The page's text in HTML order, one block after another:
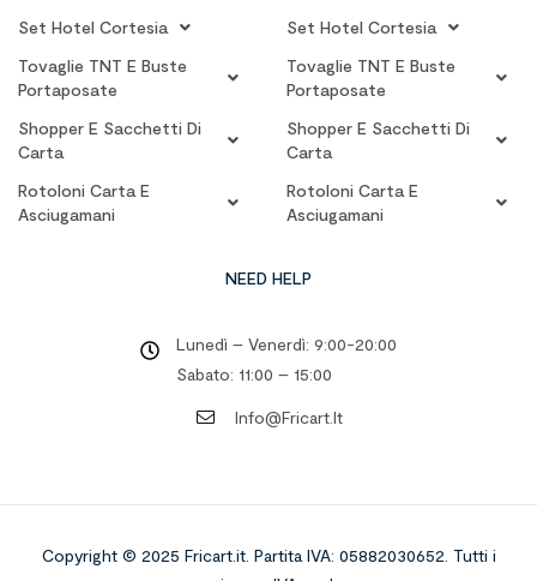
Set Hotel Cortesia
Tovaglie TNT E Buste
Portaposate
Shopper E Sacchetti Di
Carta
Rotoloni Carta E
Asciugamani
Set Hotel Cortesia
Tovaglie TNT E Buste
Portaposate
Shopper E Sacchetti Di
Carta
Rotoloni Carta E
Asciugamani
NEED HELP
Lunedì – Venerdì: 9:00-20:00
Sabato: 11:00 – 15:00
Info@fricart.it
Copyright © 2025 Fricart.it. Partita IVA: 05882030652. Tutti i